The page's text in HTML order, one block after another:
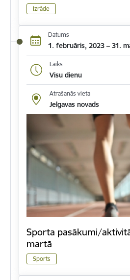
Izrāde
Datums
1. februāris, 2023 – 31.
Laiks
Visu dienu
Atrašanās vieta
Jelgavas novads
Sporta pasākumi/
martā
Sports